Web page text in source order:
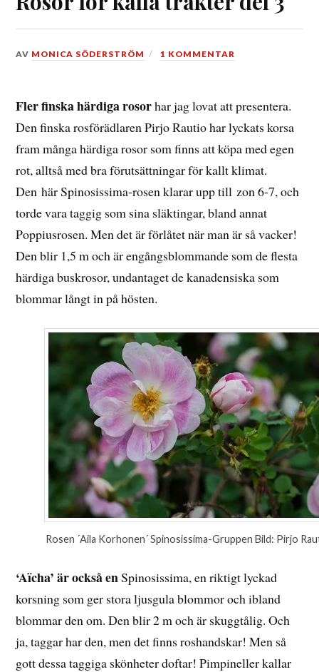
DEN
2017
AV MONICA SÖDERSTRÖM 1 KOMMENTAR
Fler finska härdiga rosorhar jag lovat att presentera.
Den finska rosförädlaren Pirjo Rautio har lyckats korsa
fram många härdiga rosor som finns att köpa med egen
rot, alltså med bra förutsättningar för kallt klimat.
Den här Spinosissima-rosen klarar upp till zon 6-7, och
torde vara taggig som sina släktingar, bland annat
Poppiusrosen. Men det är förlåtet när man är så vacker!
Den blir 1,5 m och är engångsblommande som de flesta
härdiga buskrosor, undantaget de kanadensiska som
blommar långt in på hösten.
Rosen ´Aila Korhonen´ Spinosissima-Gruppen Bild: Pirjo
‘Aïcha’ är också enSpinosissima, en riktigt lyckad
korsning som ger stora ljusgula blommor och ibland
blommar den om. Den blir 2 m och är skuggtålig. Och
ja, taggar har den, men det finns roshandskar! Men så
gott dessa taggiga skönheter doftar! Pimpineller kallar